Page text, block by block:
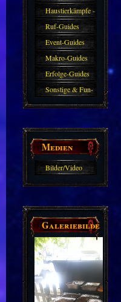
Farmkarten und
Haustiere
Haustierkämpfe -
Guide
Ruf-Guides
Event-Guides
Makro-Guides
Erfolge-Guides
Sonstige & Fun-
Guides
Medien
Bilder/Video
Galeriebilder